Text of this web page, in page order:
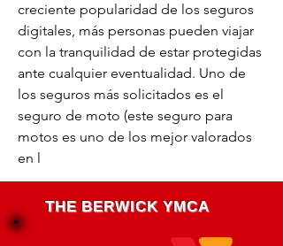
creciente popularidad de los seguros
digitales, más personas pueden viajar
con la tranquilidad de estar protegidas
ante cualquier eventualidad. Uno de
los seguros más solicitados es el
seguro de moto (este seguro para
motos es uno de los mejor valorados
en l
THE BERWICK YMCA